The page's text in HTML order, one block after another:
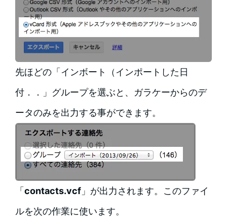
先ほどの「インボート（インポートした日
付．．」グループを選ぶと、ガラケーからのデ
ータのみを出力する事ができます。
「 contacts.vcf」が出力されます。このファイ
ルを次の作業に使います。